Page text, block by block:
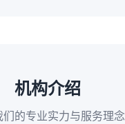
机构介绍
们的专业实力与服务理念